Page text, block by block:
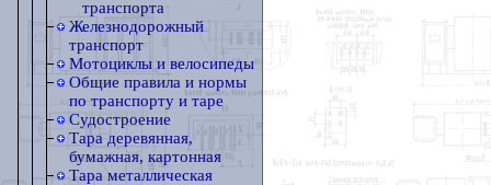
транспорта
Железнодорожный
транспорт
Мотоциклы и велосипеды
Общие правила и нормы
по транспорту и таре
Судостроение
Тара деревянная,
бумажная, картонная
Тара металлическая